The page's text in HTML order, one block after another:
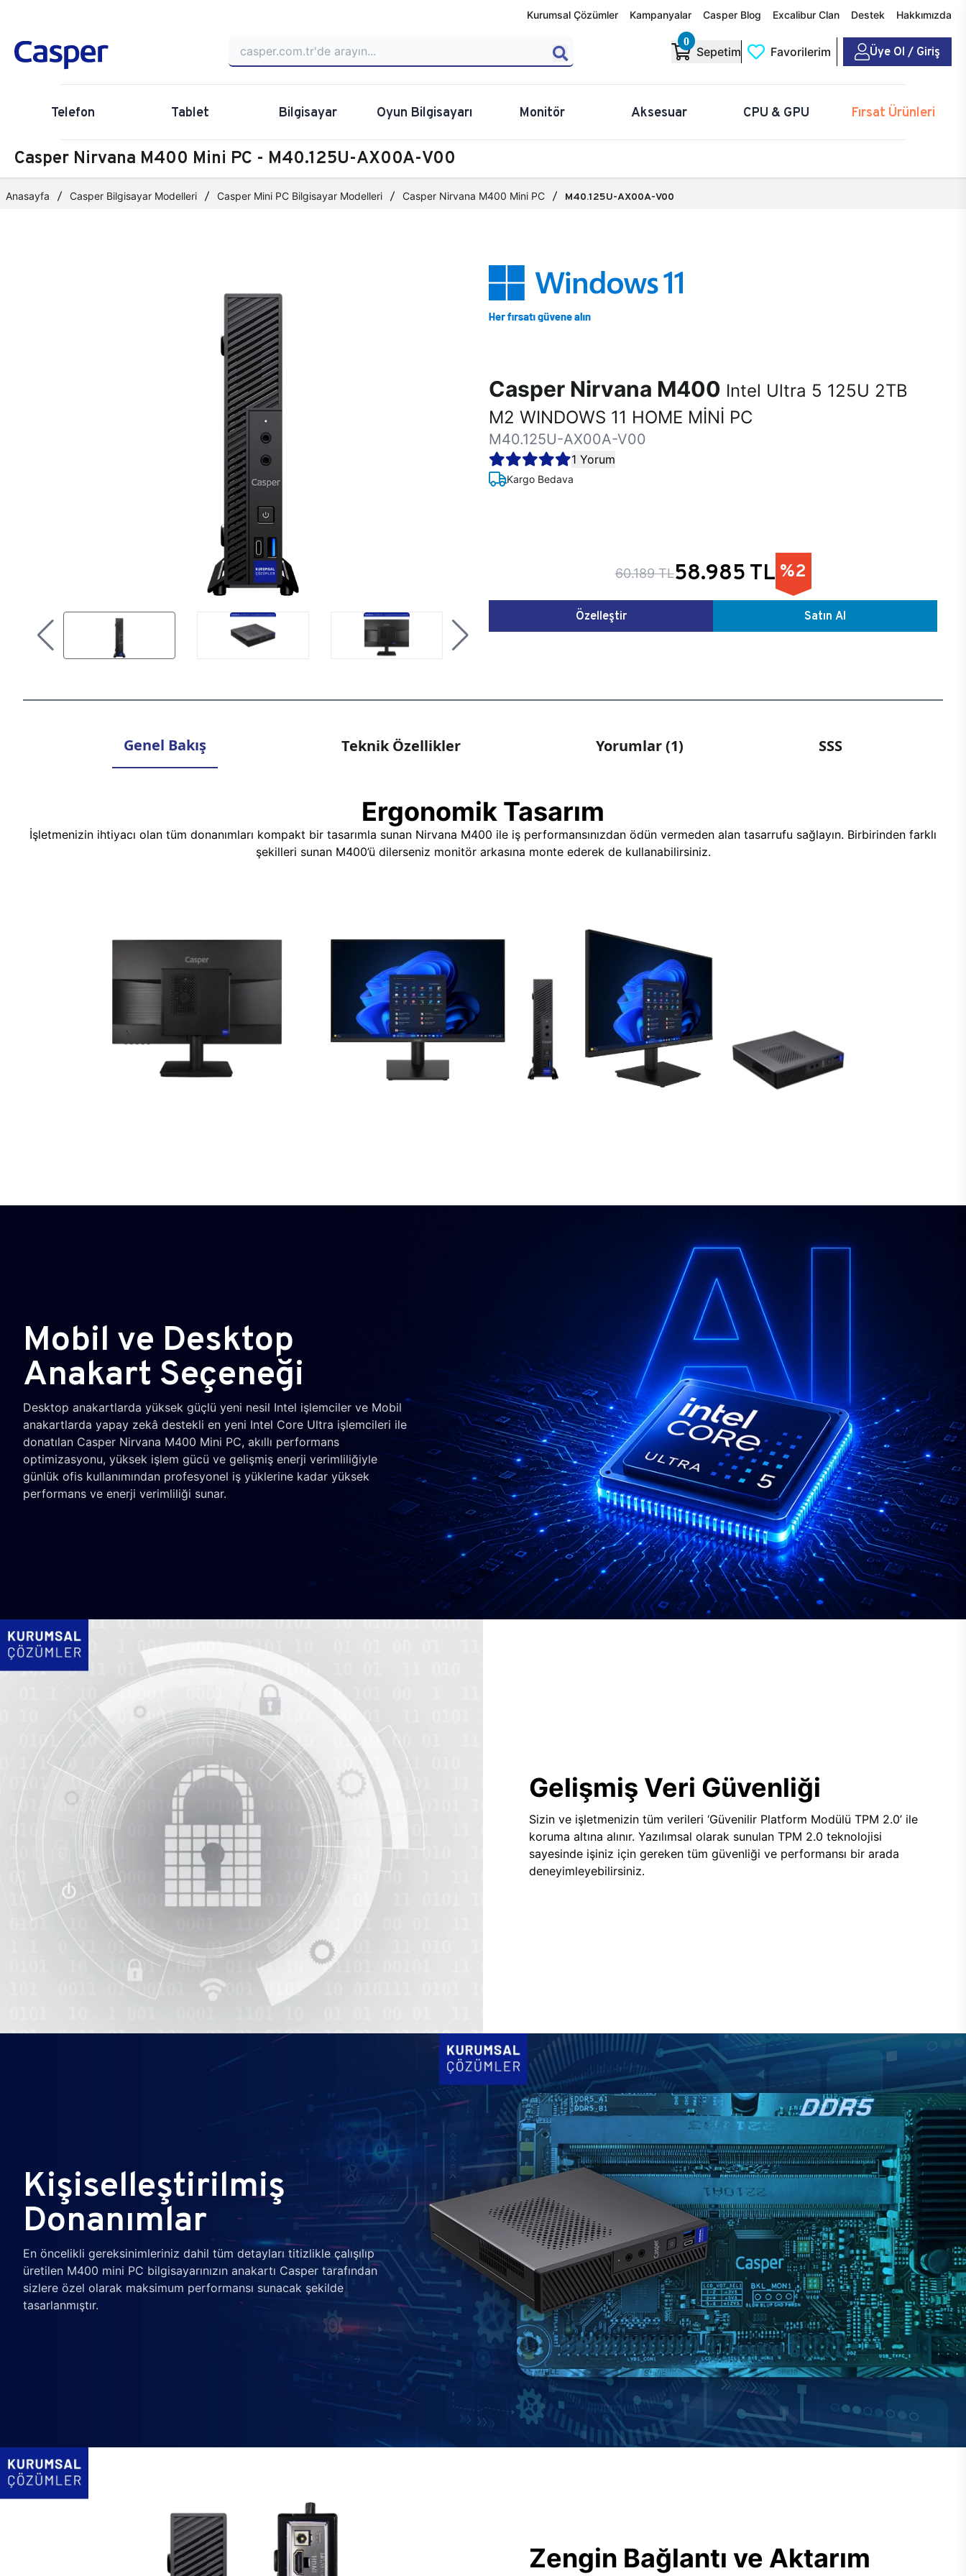
Kurumsal Çözümler Kampanyalar Casper Blog Excalibur Clan Destek Hakkımızda
0
Sepetim Favorilerim Üye Ol / Giriş
Telefon Tablet Bilgisayar Oyun Bilgisayarı Monitör Aksesuar CPU & GPU Fırsat Ürünleri
Casper Nirvana M400 Mini PC - M40.125U-AX00A-V00
Anasayfa Casper Bilgisayar Modelleri Casper Mini PC Bilgisayar Modelleri Casper Nirvana M400 Mini PC M40.125U-AX00A-V00
Casper Nirvana M400 Intel Ultra 5 125U 2TB
M2 WINDOWS 11 HOME MİNİ PC
M40.125U-AX00A-V00
1 Yorum
Kargo Bedava
60.189 TL58.985 TL %2
Özelleştir Satın Al
Genel Bakış Teknik Özellikler Yorumlar (1) SSS
Ergonomik Tasarım
İşletmenizin ihtiyacı olan tüm donanımları kompakt bir tasarımla sunan Nirvana M400 ile iş performansınızdan ödün vermeden alan tasarrufu sağlayın. Birbirinden farklı
şekilleri sunan M400’ü dilerseniz monitör arkasına monte ederek de kullanabilirsiniz.
Mobil ve Desktop
Anakart Seçeneği
Desktop anakartlarda yüksek güçlü yeni nesil Intel işlemciler ve Mobil
anakartlarda yapay zekâ destekli en yeni Intel Core Ultra işlemcileri ile
donatılan Casper Nirvana M400 Mini PC, akıllı performans
optimizasyonu, yüksek işlem gücü ve gelişmiş enerji verimliliğiyle
günlük ofis kullanımından profesyonel iş yüklerine kadar yüksek
performans ve enerji verimliliği sunar.
Gelişmiş Veri Güvenliği
Sizin ve işletmenizin tüm verileri ‘Güvenilir Platform Modülü TPM 2.0’ ile
koruma altına alınır. Yazılımsal olarak sunulan TPM 2.0 teknolojisi
sayesinde işiniz için gereken tüm güvenliği ve performansı bir arada
deneyimleyebilirsiniz.
Kişiselleştirilmiş
Donanımlar
En öncelikli gereksinimleriniz dahil tüm detayları titizlikle çalışılıp
üretilen M400 mini PC bilgisayarınızın anakartı Casper tarafından
sizlere özel olarak maksimum performansı sunacak şekilde
tasarlanmıştır.
Zengin Bağlantı ve Aktarım